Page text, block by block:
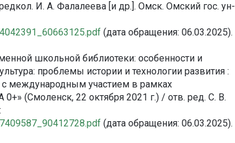
И. А. Фалалеева [и др.]. Омск. Омский гос. ун-
(дата обращения: 06.03.2025).
школьной библиотеки: особенности и
проблемы истории и технологии развития :
международным участием в рамках
(Смоленск, 22 октября 2021 г.) / отв. ред. С. В.
(дата обращения: 06.03.2025).